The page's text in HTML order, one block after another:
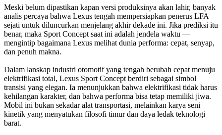
Meski belum dipastikan kapan versi produksinya akan lahir, banyak
analis percaya bahwa Lexus tengah mempersiapkan penerus LFA
sejati untuk diluncurkan menjelang akhir dekade ini. Jika prediksi itu
benar, maka Sport Concept saat ini adalah jendela waktu —
mengintip bagaimana Lexus melihat dunia performa: cepat, senyap,
dan penuh makna.
Dalam lanskap industri otomotif yang tengah berubah cepat menuju
elektrifikasi total, Lexus Sport Concept berdiri sebagai simbol
transisi yang elegan. Ia menunjukkan bahwa elektrifikasi tidak harus
kehilangan karakter, dan bahwa performa bisa tetap memiliki jiwa.
Mobil ini bukan sekadar alat transportasi, melainkan karya seni
kinetik yang menyatukan filosofi timur dan daya ledak teknologi
barat.